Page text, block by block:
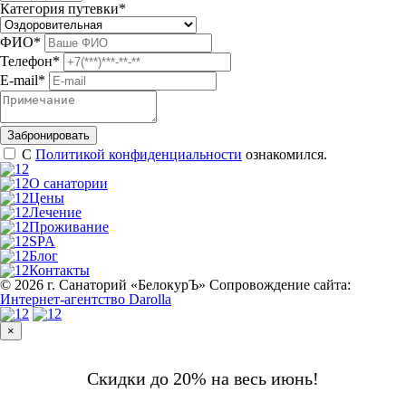
Категория путевки*
ФИО*
Телефон*
E-mail*
С Политикой конфиденциальности ознакомился.
О санатории
Цены
Лечение
Проживание
SPA
Блог
Контакты
© 2026 г. Санаторий «БелокурЪ» Сопровождение сайта:
Интернет-агентство Darolla
×
Скидки до 20% на весь июнь!